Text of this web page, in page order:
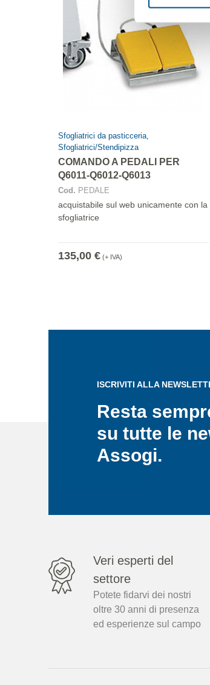
Sfogliatrici da pasticceria,
Sfogliatrici/Stendipizza
COMANDO A PEDALI PER
Q6011-Q6012-Q6013
Cod. PEDALE
acquistabile sul web unicamente con la
sfogliatrice
135,00 € (+ IVA)
ISCRIVITI ALLA
Resta
su tutte le
Assogi.
Veri esperti del
settore
Potete fidarvi dei nostri
oltre 30 anni di presenza
ed esperienze sul campo